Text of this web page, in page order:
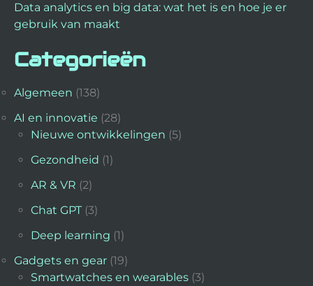
Data analytics en big data: wat het is en hoe je er
gebruik van maakt
Categorieën
Algemeen (138)
AI en innovatie (28)
Nieuwe ontwikkelingen (5)
Gezondheid (1)
AR & VR (2)
Chat GPT (3)
Deep learning (1)
Gadgets en gear (19)
Smartwatches en wearables (3)